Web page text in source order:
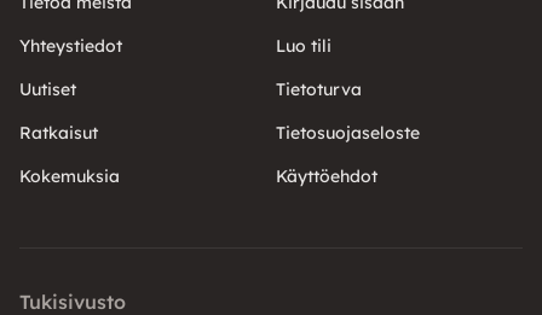
Yhteystiedot
Uutiset
Ratkaisut
Kokemuksia
Luo tili
Tietoturva
Tietosuojaseloste
Käyttöehdot
Tukisivusto